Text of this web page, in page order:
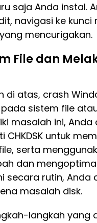
saja Anda instal.
navigasi ke
mencurigakan.
File dan
di atas, crash
sistem file
masalah ini,
untuk
serta
dan
secara rutin,
masalah disk.
langkah yang